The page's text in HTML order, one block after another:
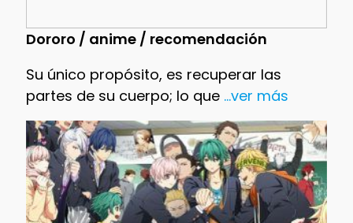
Dororo / anime / recomendación
Su único propósito, es recuperar las
partes de su cuerpo; lo que...ver más